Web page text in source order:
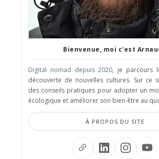
Bienvenue, moi c'est
Digital nomad depuis 2020, je parcours
découverte de nouvelles cultures. Sur ce
des conseils pratiques pour adopter un
écologique et améliorer son bien-être au
À PROPOS DU SITE